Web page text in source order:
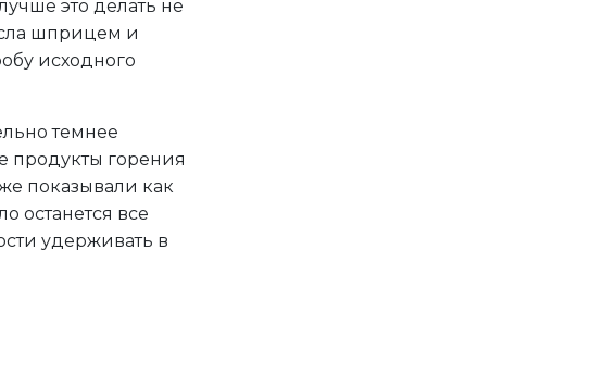
это делать не
шприцем и
исходного
темнее
продукты горения
показывали как
останется все
удерживать в